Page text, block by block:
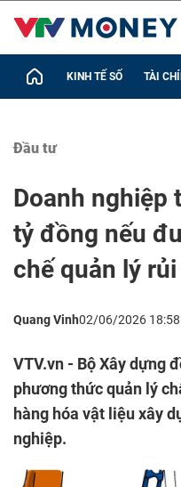
KINH TẾ SỐ TÀI
Đầu tư
Doanh nghiệp
tỷ đồng nếu
chế quản lý
Quang Vinh02/06/2026 18:58
VTV.vn - Bộ Xây dựng
phương thức quản lý
hàng hóa vật liệu xây
nghiệp.